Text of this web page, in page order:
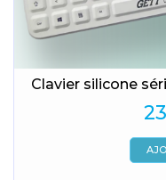
Clavier silicone